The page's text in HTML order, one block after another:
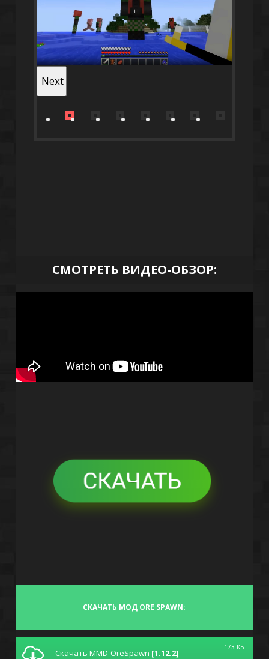
Next
СМОТРЕТЬ ВИДЕО-ОБЗОР:
СКАЧАТЬ МОД ORE SPAWN:
Скачать MMD-OreSpawn [1.12.2]
173 КБ